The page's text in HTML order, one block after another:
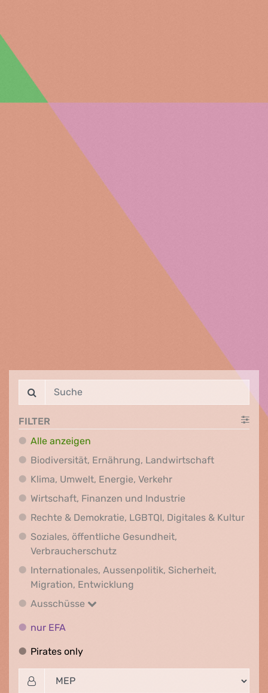
FILTER
Alle anzeigen
Biodiversität, Ernährung, Landwirtschaft
Klima, Umwelt, Energie, VerkehrKlima, Umwelt,
Wirtschaft, Finanzen und Industrie
Rechte & Demokratie, LGBTQI, Digitales & Kultur
Soziales, öffentliche Gesundheit,
VerbraucherschutzSoziales, öffentliche Gesundheit,
Internationales, Aussenpolitik, Sicherheit,
Migration, Entwicklung
Ausschüsse
Ausschüsse
nur EFA
Pirates onlyPirates only